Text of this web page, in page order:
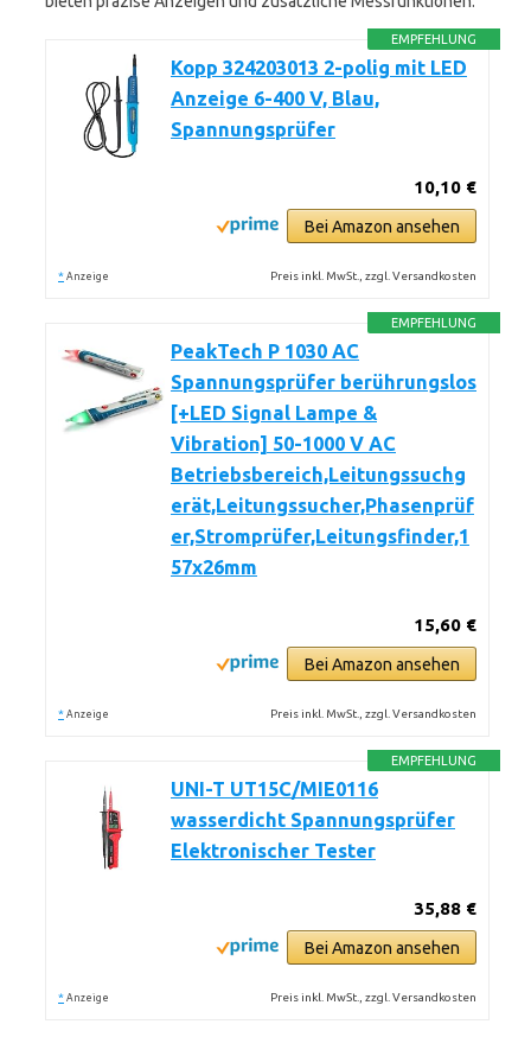
EMPFEHLUNG
Kopp 324203013 2-polig mit LED
Anzeige 6-400 V, Blau,
Spannungsprüfer
10,10 €
Bei Amazon ansehen
* Anzeige Preis inkl. MwSt., zzgl. Versandkosten
EMPFEHLUNG
PeakTech P 1030 AC
Spannungsprüfer berührungslos
[+LED Signal Lampe &
Vibration] 50-1000 V AC
Betriebsbereich,Leitungssuchg
erät,Leitungssucher,Phasenprüf
er,Stromprüfer,Leitungsfinder,1
57x26mm
15,60 €
Bei Amazon ansehen
* Anzeige Preis inkl. MwSt., zzgl. Versandkosten
EMPFEHLUNG
UNI-T UT15C/MIE0116
wasserdicht Spannungsprüfer
Elektronischer Tester
35,88 €
Bei Amazon ansehen
* Anzeige Preis inkl. MwSt., zzgl. Versandkosten